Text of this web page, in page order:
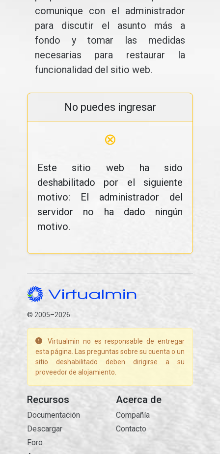
comunique con el administrador
para discutir el asunto más a
fondo y tomar las medidas
necesarias para restaurar la
funcionalidad del sitio web.
No puedes ingresar
⊗
Este sitio web ha sido
deshabilitado por el siguiente
motivo: El administrador del
servidor no ha dado ningún
motivo.
© 2005–2026
Virtualmin no es responsable de entregar
esta página. Las preguntas sobre su cuenta o un
sitio deshabilitado deben dirigirse a su
proveedor de alojamiento.
Recursos
Documentación
Descargar
Foro
Acerca de
Compañía
Contacto